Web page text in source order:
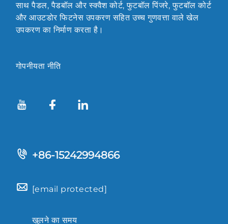
साथ पैडल, पैडबॉल और स्क्वैश कोर्ट, फुटबॉल पिंजरे, फुटबॉल कोर्ट
और आउटडोर फिटनेस उपकरण सहित उच्च गुणवत्ता वाले खेल
उपकरण का निर्माण करता है।
गोपनीयता नीति
+86-15242994866
[email protected]
खुलने का समय